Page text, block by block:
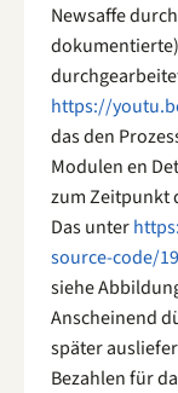
Newsaffe
https://
das den
Modulen en
zum Zeitpunkt
Das unter
source-code/
siehe
Anscheinend
später
Bezahlen für